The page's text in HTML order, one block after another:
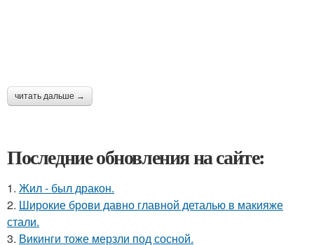
читать дальше →
Последние обновления на сайте:
1. Жил - был дракон.
2. Широкие брови давно главной деталью в макияже
стали.
3. Викинги тоже мерзли под сосной.